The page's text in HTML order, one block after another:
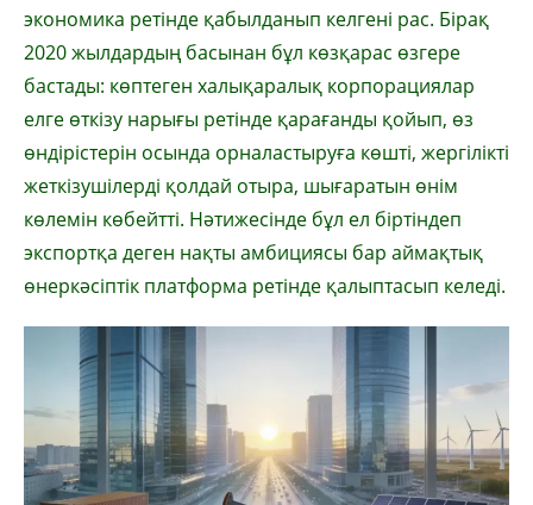
экономика ретінде қабылданып келгені рас. Бірақ
2020 жылдардың басынан бұл көзқарас өзгере
бастады: көптеген халықаралық корпорациялар
елге өткізу нарығы ретінде қарағанды қойып, өз
өндірістерін осында орналастыруға көшті, жергілікті
жеткізушілерді қолдай отыра, шығаратын өнім
көлемін көбейтті. Нәтижесінде бұл ел біртіндеп
экспортқа деген нақты амбициясы бар аймақтық
өнеркәсіптік платформа ретінде қалыптасып келеді.